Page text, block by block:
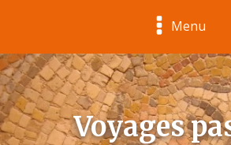
Menu
Voyages